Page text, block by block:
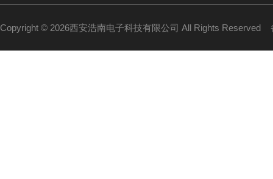
Copyright © 2026西安浩南电子科技有限公司 All Rights Reserved